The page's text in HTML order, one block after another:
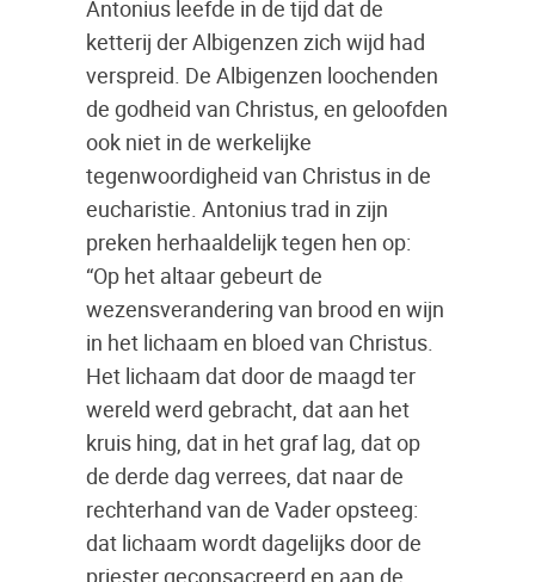
Antonius leefde in de tijd dat de
ketterij der Albigenzen zich wijd had
verspreid. De Albigenzen loochenden
de godheid van Christus, en geloofden
ook niet in de werkelijke
tegenwoordigheid van Christus in de
eucharistie. Antonius trad in zijn
preken herhaaldelijk tegen hen op:
“Op het altaar gebeurt de
wezensverandering van brood en wijn
in het lichaam en bloed van Christus.
Het lichaam dat door de maagd ter
wereld werd gebracht, dat aan het
kruis hing, dat in het graf lag, dat op
de derde dag verrees, dat naar de
rechterhand van de Vader opsteeg:
dat lichaam wordt dagelijks door de